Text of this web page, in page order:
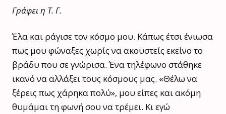
Γράφει η Τ. Γ.
Έλα και ράγισε τον κόσμο μου. Κάπως έτσι ένιωσα
πως μου φώναξες χωρίς να ακουστείς εκείνο το
βράδυ που σε γνώρισα. Ένα τηλέφωνο στάθηκε
ικανό να αλλάξει τους κόσμους μας. «Θέλω να
ξέρεις πως χάρηκα πολύ», μου είπες και ακόμη
θυμάμαι τη φωνή σου να τρέμει. Κι εγώ